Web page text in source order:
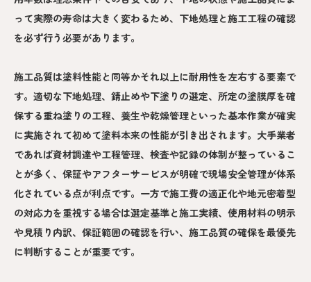
って実際の寿命は大きく変わるため、下地処理と施工工程の確認
を必ず行う必要があります。
施工品質は塗料性能と同等かそれ以上に耐用性を左右する要素で
す。適切な下地処理、錆止めや下塗りの選定、所定の塗膜厚を確
保する重ね塗りの工程、養生や乾燥管理といった基本作業が確実
に実施されて初めて塗料本来の性能が引き出されます。大手業者
であれば資材調達や工程管理、検査や記録の体制が整っているこ
とが多く、保証やアフターサービスが明確で現場安全管理が体系
化されている点が利点です。一方で施工費の適正化や地元密着型
の対応力を重視する場合は選定基準と施工実績、使用材料の明示
や見積り内訳、保証範囲の確認を行い、施工品質の確保を最優先
に判断することが重要です。